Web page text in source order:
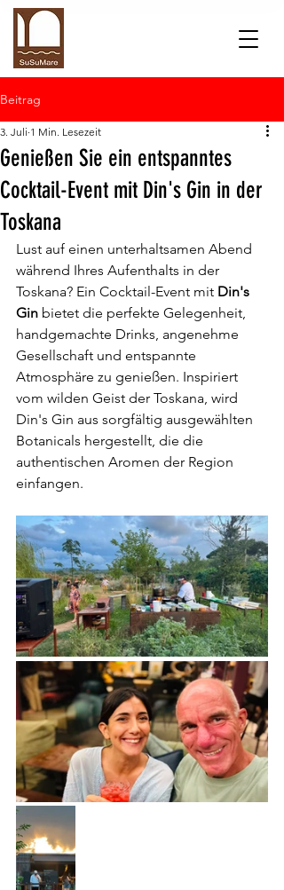
Beitrag
Genießen Sie ein entspanntes
Cocktail-Event mit Din's Gin in der
Toskana
3. Juli 1 Min. Lesezeit
Lust auf einen unterhaltsamen Abend
während Ihres Aufenthalts in der
Toskana? Ein Cocktail-Event mit Din's
Gin bietet die perfekte Gelegenheit,
handgemachte Drinks, angenehme
Gesellschaft und entspannte
Atmosphäre zu genießen. Inspiriert
vom wilden Geist der Toskana, wird
Din's Gin aus sorgfältig ausgewählten
Botanicals hergestellt, die die
authentischen Aromen der Region
einfangen.